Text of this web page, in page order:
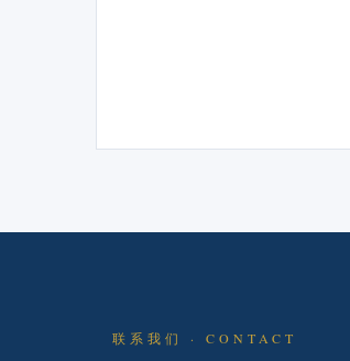
联系我们 · CONTACT